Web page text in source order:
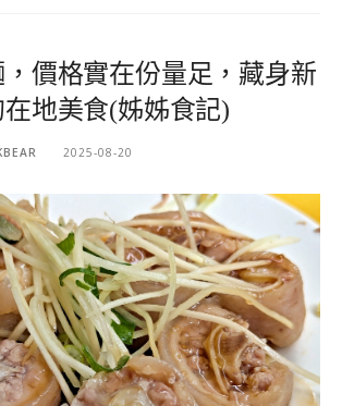
價格實在份量足，藏身新
地美食(姊姊食記)
2025-08-20